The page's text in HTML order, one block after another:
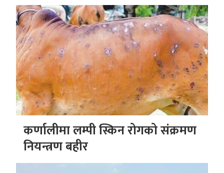
कर्णालीमा लम्पी स्किन रोगको संक्रमण
नियन्त्रण बहीर